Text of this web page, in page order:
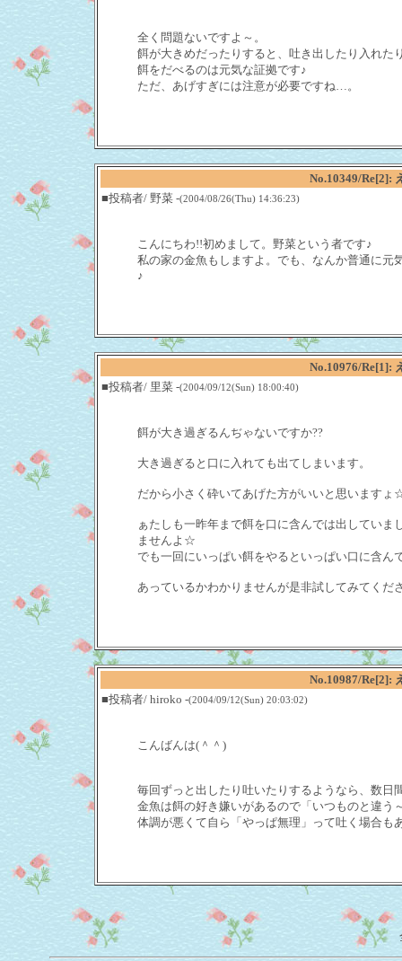
全く問題ないですよ～。
餌が大きめだったりすると、吐き出したり入れた
餌をだべるのは元気な証拠です♪
ただ、あげすぎには注意が必要ですね…。
No.10349/Re[2]:
■投稿者/ 野菜 -(2004/08/26(Thu) 14:36:23)
こんにちわ!!初めまして。野菜という者です♪
私の家の金魚もしますよ。でも、なんか普通に元
♪
No.10976/Re[1]:
■投稿者/ 里菜 -(2004/09/12(Sun) 18:00:40)
餌が大き過ぎるんぢゃないですか??
大き過ぎると口に入れても出てしまいます。
だから小さく砕いてあげた方がいいと思いますょ
ぁたしも一昨年まで餌を口に含んでは出してい
ませんよ☆
でも一回にいっぱい餌をやるといっぱい口に含ん
あっているかわかりませんが是非試してみてくだ
No.10987/Re[2]:
■投稿者/ hiroko -(2004/09/12(Sun) 20:03:02)
こんばんは(＾＾)
毎回ずっと出したり吐いたりするようなら、数日
金魚は餌の好き嫌いがあるので「いつものと違う
体調が悪くて自ら「やっぱ無理」って吐く場合も